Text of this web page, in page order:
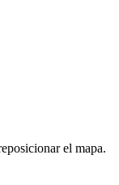
el mapa.